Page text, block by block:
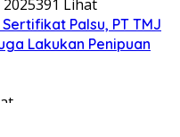
391 Lihat
Palsu, PT TMJ
Lakukan Penipuan